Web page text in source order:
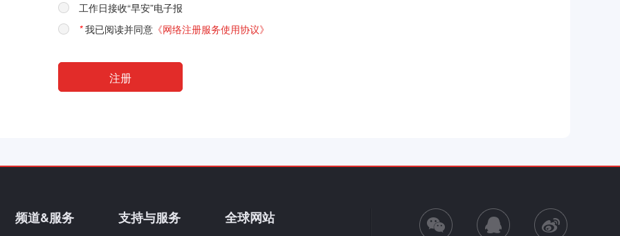
工作日接收“早安”电子报
*我已阅读并同意 《网络注册服务使用协议》
频道&服务 支持与服务 全球网站